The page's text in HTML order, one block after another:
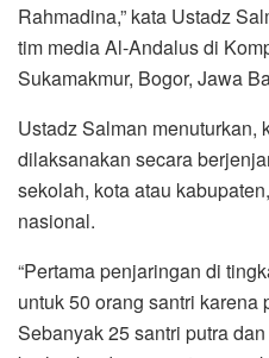
Rahmadina,” kata Ustadz
tim media Al-Andalus di
Sukamakmur, Bogor, Jawa
Ustadz Salman menuturkan,
dilaksanakan secara
sekolah, kota atau
nasional.
“Pertama penjaringan di
untuk 50 orang santri karena
Sebanyak 25 santri putra